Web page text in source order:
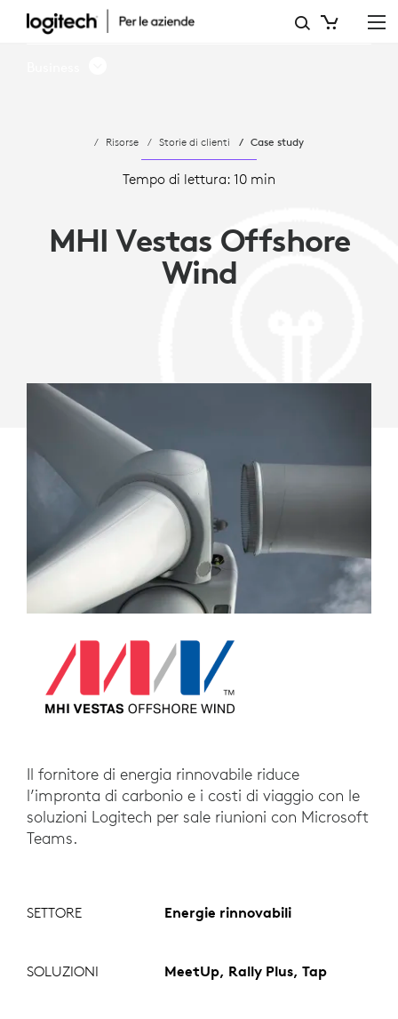
MHI
ADOTTA
SOLUZIONI
PER
MICROSOFT
TEAMS
Risorse Storie di clienti Case study
Tempo di lettura: 10 min
MHI Vestas Offshore
Wind
Il fornitore di energia rinnovabile riduce
l’impronta di carbonio e i costi di viaggio con le
soluzioni Logitech per sale riunioni con Microsoft
Teams.
SETTORE Energie rinnovabili
SOLUZIONI MeetUp, Rally Plus, Tap